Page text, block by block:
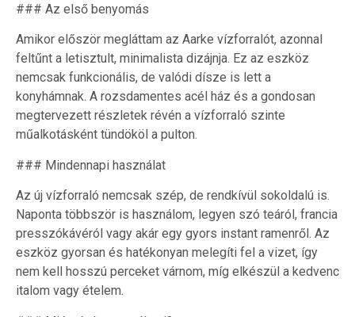
### Az első benyomás
Amikor először megláttam az Aarke vízforralót, azonnal
feltűnt a letisztult, minimalista dizájnja. Ez az eszköz
nemcsak funkcionális, de valódi dísze is lett a
konyhámnak. A rozsdamentes acél ház és a gondosan
megtervezett részletek révén a vízforraló szinte
műalkotásként tündököl a pulton.
### Mindennapi használat
Az új vízforraló nemcsak szép, de rendkívül sokoldalú is.
Naponta többször is használom, legyen szó teáról, francia
presszókávéról vagy akár egy gyors instant ramenről. Az
eszköz gyorsan és hatékonyan melegíti fel a vizet, így
nem kell hosszú perceket várnom, míg elkészül a kedvenc
italom vagy ételem.